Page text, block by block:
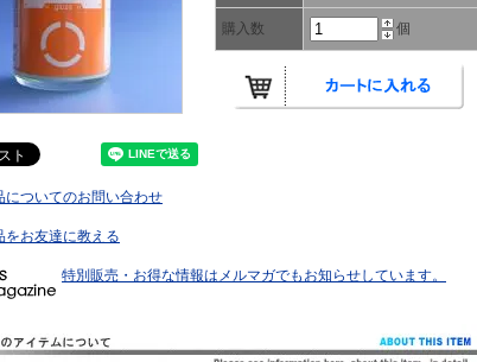
購入数 個
についてのお問い合わせ
をお友達に教える
特別販売・お得な情報はメルマガでもお知らせしています。